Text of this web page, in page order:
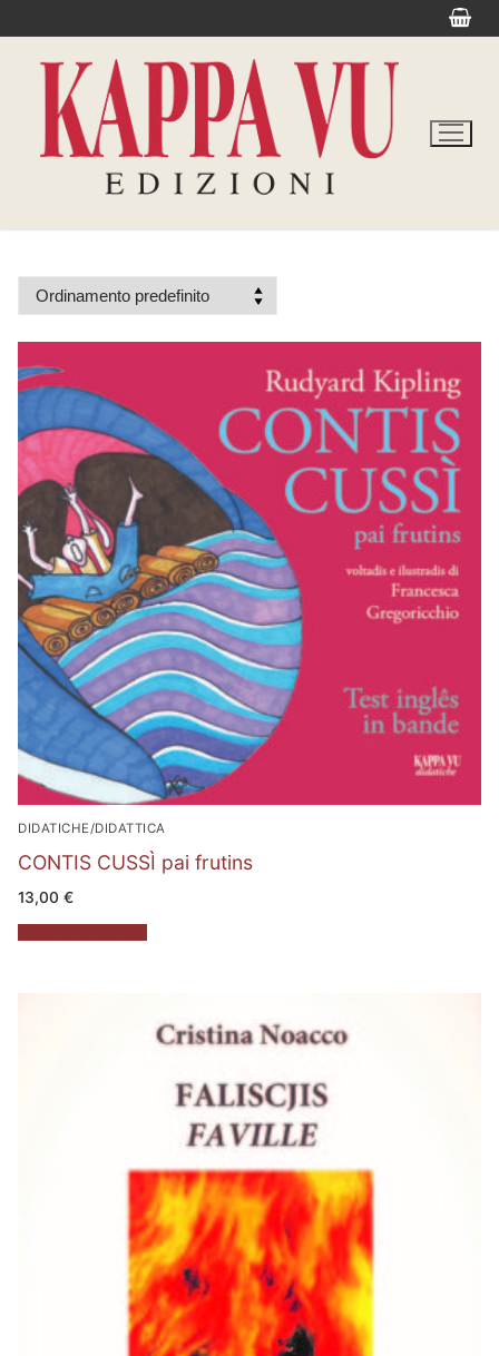
al
contenuto
DIDATICHE/DIDATTICA
CONTIS CUSSÌ pai frutins
13,00 €